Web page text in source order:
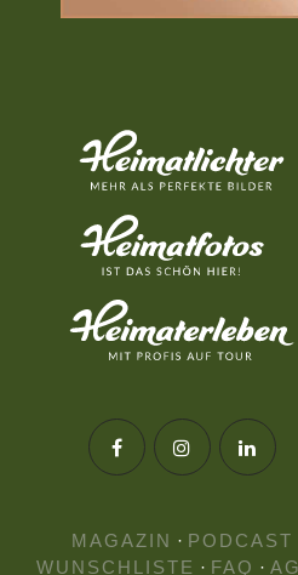
MAGAZIN · PODCAST
WUNSCHLISTE · FAQ ·